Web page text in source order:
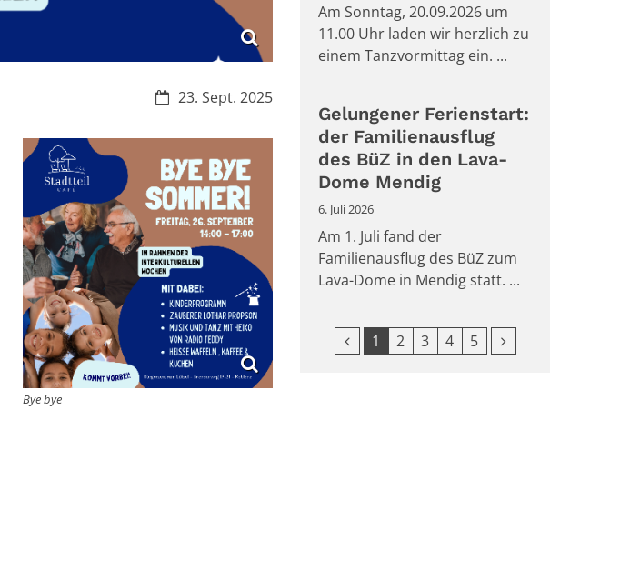
Datum:
23. Sept. 2025
Bye bye
Am Sonntag, 20.09.2026 um
11.00 Uhr laden wir herzlich zu
einem Tanzvormittag ein. ...
Gelungener Ferienstart:
der Familienausflug
des BüZ in den Lava-
Dome Mendig
6. Juli 2026
Am 1. Juli fand der
Familienausflug des BüZ zum
Lava-Dome in Mendig statt. ...
Vorherige Seite
1 2 3 4 5 Nächste Seite